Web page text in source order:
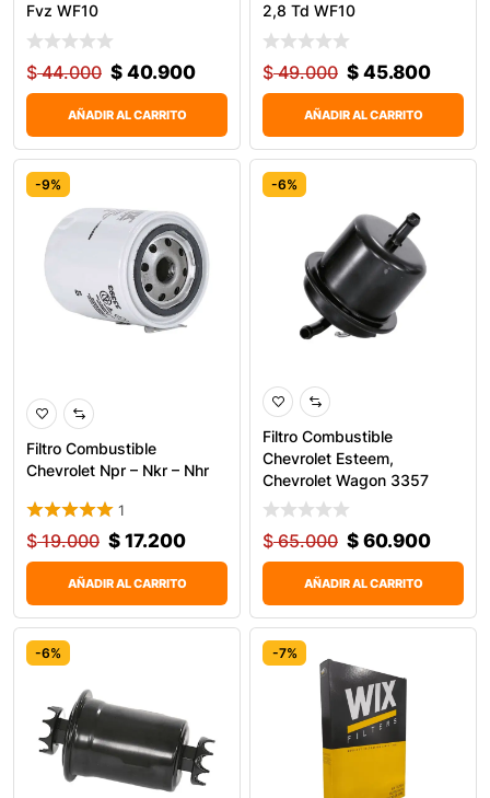
Fvz WF10
$44.000 $ 40.900
AÑADIR AL CARRITO
2,8 Td WF10
$49.000 $ 45.800
AÑADIR AL CARRITO
-9%
Filtro Combustible
Chevrolet Npr – Nkr – Nhr
1
$19.000 $ 17.200
AÑADIR AL CARRITO
-6%
Filtro Combustible
Chevrolet Esteem,
Chevrolet Wagon 3357
$65.000 $ 60.900
AÑADIR AL CARRITO
-6% -7%